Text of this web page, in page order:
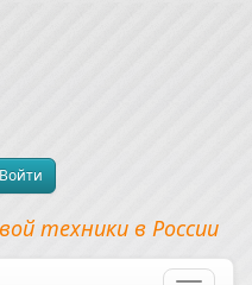
техники в России